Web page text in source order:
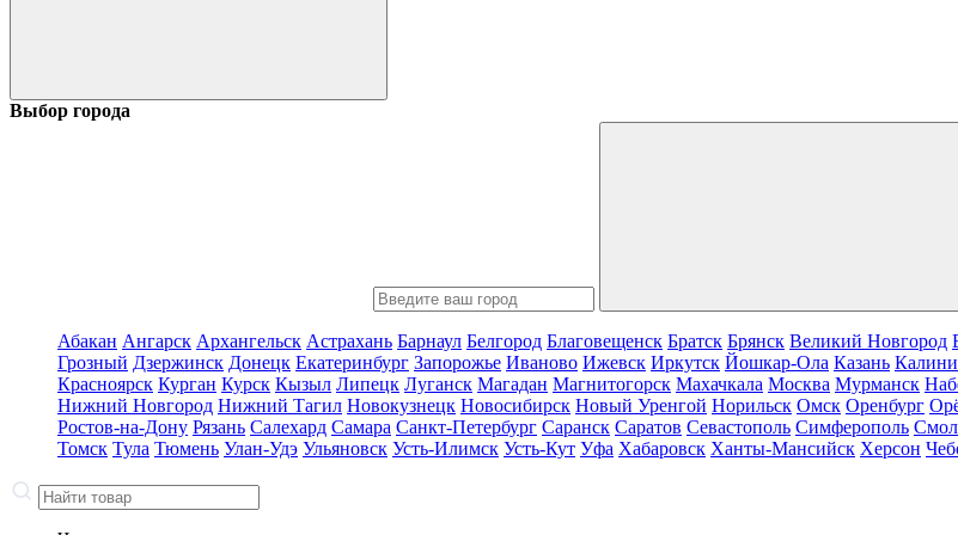
Выбор города
Абакан Ангарск Архангельск Астрахань Барнаул Белгород Благовещенск Братск Брянск Великий Новгород
Грозный Дзержинск Донецк Екатеринбург Запорожье Иваново Ижевск Иркутск Йошкар-Ола Казань
Красноярск Курган Курск Кызыл Липецк Луганск Магадан Магнитогорск Махачкала Москва Мурманск
Нижний Новгород Нижний Тагил Новокузнецк Новосибирск Новый Уренгой Норильск Омск Оренбург
Ростов-на-Дону Рязань Салехард Самара Санкт-Петербург Саранск Саратов Севастополь Симферополь
Томск Тула Тюмень Улан-Удэ Ульяновск Усть-Илимск Усть-Кут Уфа Хабаровск Ханты-Мансийск Херсон